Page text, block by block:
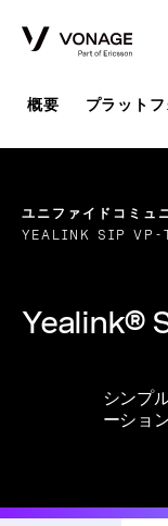
概要 プラット
ユニファイドコミュ
YEALINK SIP VP-
Yealink®
シンプ
ーショ